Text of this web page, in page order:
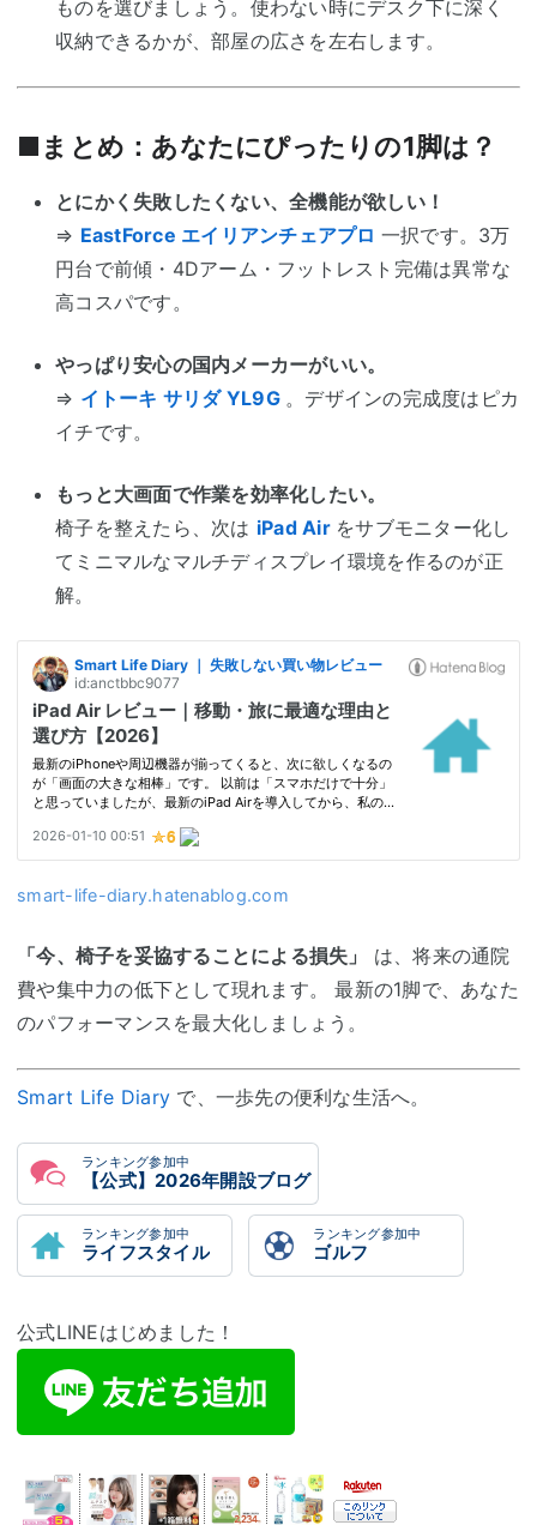
ものを選びましょう。使わない時にデスク下に深く
収納できるかが、部屋の広さを左右します。
■まとめ：あなたにぴったりの1脚は？
とにかく失敗したくない、全機能が欲しい！
⇒ EastForce エイリアンチェアプロ 一択です。3万
円台で前傾・4Dアーム・フットレスト完備は異常な
高コスパです。
やっぱり安心の国内メーカーがいい。
⇒ イトーキ サリダ YL9G 。デザインの完成度はピカ
イチです。
もっと大画面で作業を効率化したい。
椅子を整えたら、次は iPad Air をサブモニター化し
てミニマルなマルチディスプレイ環境を作るのが正
解。
smart-life-diary.hatenablog.com
「今、椅子を妥協することによる損失」
は、将来の通院
費や集中力の低下として現れます。 最新の1脚で、あなた
のパフォーマンスを最大化しましょう。
Smart Life Diary で、一歩先の便利な生活へ。
ランキング参加中
【公式】2026年開設ブログ
ランキング参加中
ライフスタイル
ランキング参加中
ゴルフ
公式LINEはじめました！